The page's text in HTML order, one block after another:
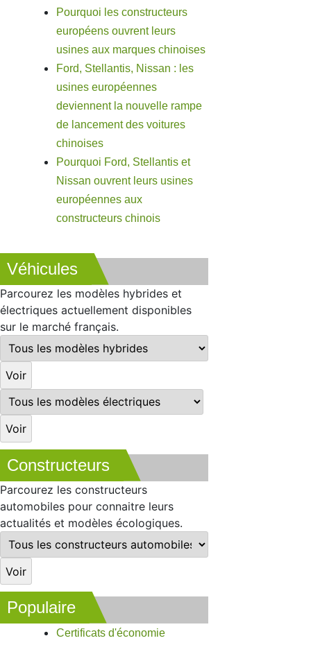
Pourquoi les constructeurs
européens ouvrent leurs
usines aux marques chinoises
Ford, Stellantis, Nissan : les
usines européennes
deviennent la nouvelle rampe
de lancement des voitures
chinoises
Pourquoi Ford, Stellantis et
Nissan ouvrent leurs usines
européennes aux
constructeurs chinois
Véhicules
Parcourez les modèles hybrides et
électriques actuellement disponibles
sur le marché français.
Constructeurs
Parcourez les constructeurs
automobiles pour connaitre leurs
actualités et modèles écologiques.
Populaire
Certificats d'économie